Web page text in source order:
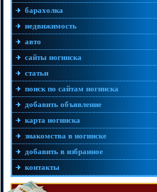
барахолка
недвижимость
авто
сайты ногинска
статьи
поиск по сайтам ногинска
добавить объявление
карта ногинска
знакомства в ногинске
добавить в избранное
контакты